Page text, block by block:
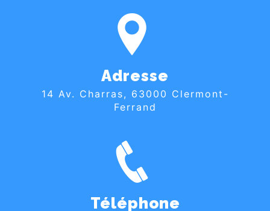
Adresse
14 Av. Charras, 63000 Clermont-
Ferrand
Téléphone